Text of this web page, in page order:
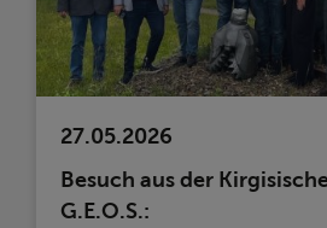
27.05.2026
Besuch aus der
G.E.O.S.: